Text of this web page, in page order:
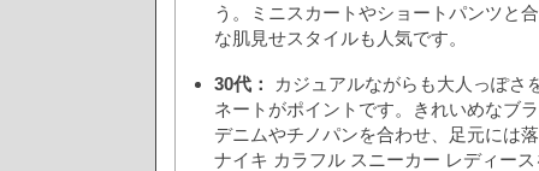
う。ミニスカートやショートパンツと
な肌見せスタイルも人気です。
30代：
カジュアルながらも大人っぽさ
ネートがポイントです。きれいめなブ
デニムやチノパンを合わせ、足元には
ナイキ カラフル スニーカー レディー